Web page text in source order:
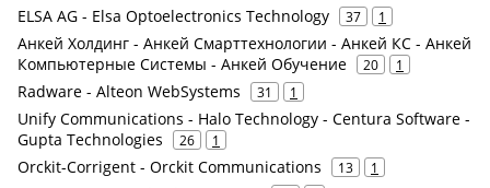
ELSA AG - Elsa Optoelectronics Technology 37 1
Анкей Холдинг - Анкей Смарттехнологии - Анкей КС - Анкей
Компьютерные Системы - Анкей Обучение
20 1
Radware - Alteon WebSystems 31 1
Unify Communications - Halo Technology - Centura Software -
Gupta Technologies
26 1
Orckit-Corrigent - Orckit Communications 13 1